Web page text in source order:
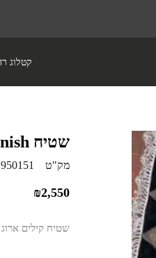
קטלוג
שטיח Dennish
מק"ט 950151
₪2,550
שטיח קילים